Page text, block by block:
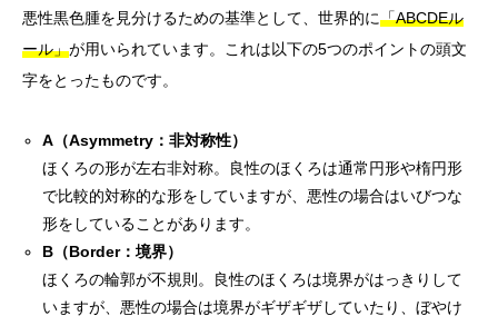
悪性黒色腫を見分けるための基準として、世界的に「ABCDEル
ール」が用いられています。これは以下の5つのポイントの頭文
字をとったものです。
A（Asymmetry：非対称性）
ほくろの形が左右非対称。良性のほくろは通常円形や楕円形
で比較的対称的な形をしていますが、悪性の場合はいびつな
形をしていることがあります。
B（Border：境界）
ほくろの輪郭が不規則。良性のほくろは境界がはっきりして
いますが、悪性の場合は境界がギザギザしていたり、ぼやけ